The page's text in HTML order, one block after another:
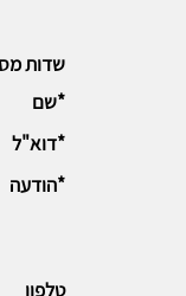
שדות
*שם
*דוא"ל
*הודעה
טלפון